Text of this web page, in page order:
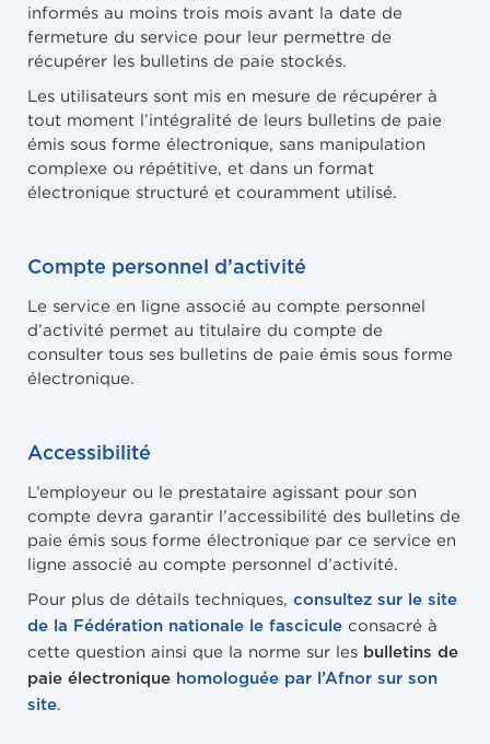
informés au moins trois mois avant la date de
fermeture du service pour leur permettre de
récupérer les bulletins de paie stockés.
Les utilisateurs sont mis en mesure de récupérer à
tout moment l’intégralité de leurs bulletins de paie
émis sous forme électronique, sans manipulation
complexe ou répétitive, et dans un format
électronique structuré et couramment utilisé.
Compte personnel d’activité
Le service en ligne associé au compte personnel
d’activité permet au titulaire du compte de
consulter tous ses bulletins de paie émis sous forme
électronique.
Accessibilité
L’employeur ou le prestataire agissant pour son
compte devra garantir l’accessibilité des bulletins de
paie émis sous forme électronique par ce service en
ligne associé au compte personnel d’activité.
Pour plus de détails techniques, consultez sur le site
de la Fédération nationale le fascicule consacré à
cette question ainsi que la norme sur les bulletins de
paie électronique homologuée par l’Afnor sur son
site